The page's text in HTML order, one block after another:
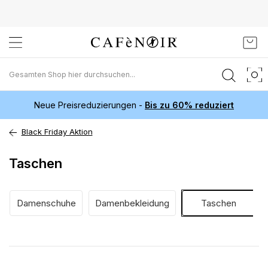
Inhalt
springen
Neue Preisreduzierungen - Bis zu 60% reduziert
Black Friday Aktion
Taschen
Damenschuhe Damenbekleidung Taschen